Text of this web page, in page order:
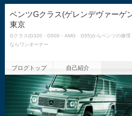
ベンツGクラス(ゲレンデヴァーゲ
東京
Gクラス(G320・G500・AMG G55)からベンツの修理
ならワンオーナー
ブログトップ 自己紹介